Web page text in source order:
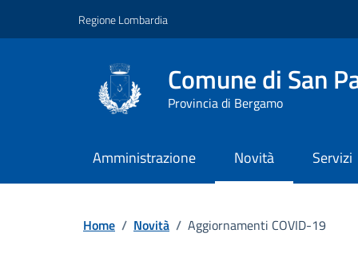
Regione Lombardia
Comune di San
Provincia di Bergamo
Amministrazione Novità Servizi
Home / Novità / Aggiornamenti COVID-19